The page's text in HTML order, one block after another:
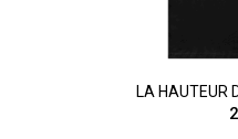
LA HAUTEUR